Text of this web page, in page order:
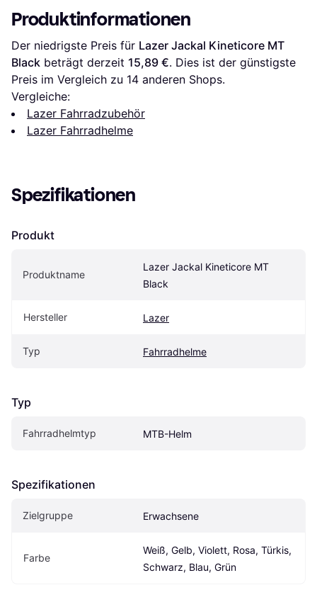
Produktinformationen
Der niedrigste Preis für Lazer Jackal Kineticore MT
Black beträgt derzeit 15,89 €. Dies ist der günstigste
Preis im Vergleich zu 14 anderen Shops.
Vergleiche:
Lazer Fahrradzubehör
Lazer Fahrradhelme
Spezifikationen
Produkt
Produktname
Lazer Jackal Kineticore MT
Black
Hersteller Lazer
Typ Fahrradhelme
Typ
Fahrradhelmtyp MTB-Helm
Spezifikationen
Zielgruppe Erwachsene
Farbe
Weiß, Gelb, Violett, Rosa, Türkis,
Schwarz, Blau, Grün